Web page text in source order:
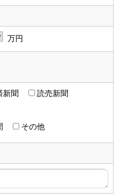
万円
新聞
読売新聞
その他